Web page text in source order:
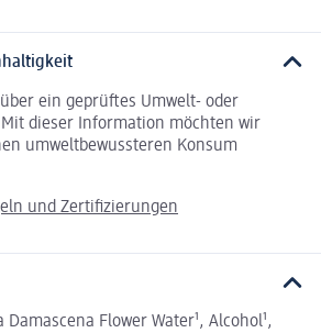
ein geprüftes Umwelt- oder
dieser Information möchten wir
umweltbewussteren Konsum
und Zertifizierungen
Flower Water¹, Alcohol¹,